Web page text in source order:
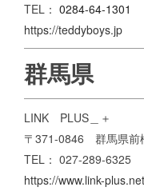
TEL： 0284-64-1301
https://teddyboys.jp
群馬県
LINK PLUS＿＋
〒371-0846 群馬県前
TEL： 027-289-6325
https://www.link-